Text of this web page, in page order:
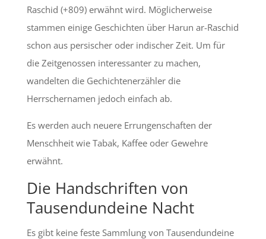
Raschid (+809) erwähnt wird. Möglicherweise
stammen einige Geschichten über Harun ar-Raschid
schon aus persischer oder indischer Zeit. Um für
die Zeitgenossen interessanter zu machen,
wandelten die Gechichtenerzähler die
Herrschernamen jedoch einfach ab.
Es werden auch neuere Errungenschaften der
Menschheit wie Tabak, Kaffee oder Gewehre
erwähnt.
Die Handschriften von
Tausendundeine Nacht
Es gibt keine feste Sammlung von Tausendundeine